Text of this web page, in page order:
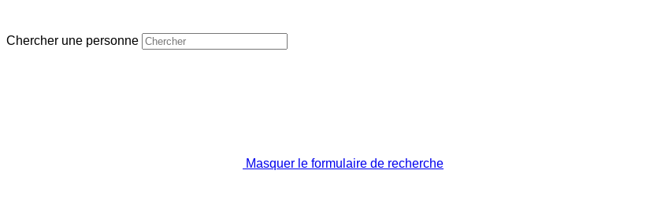
Chercher une personne
Masquer le formulaire de recherche